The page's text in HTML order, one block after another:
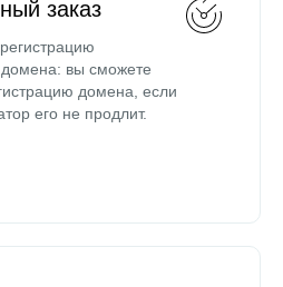
заказ
вы сможете
домена, если
его не продлит.